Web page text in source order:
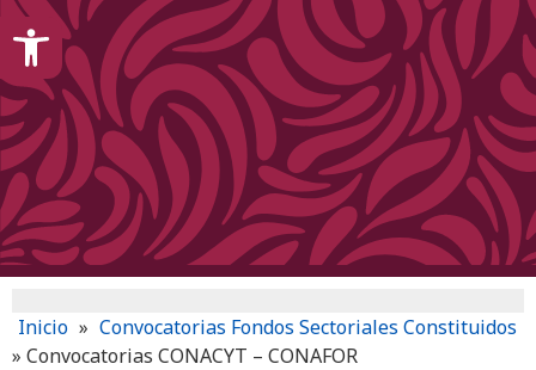
Inicio » Convocatorias Fondos Sectoriales Constituidos
» Convocatorias CONACYT – CONAFOR
Open toolbar